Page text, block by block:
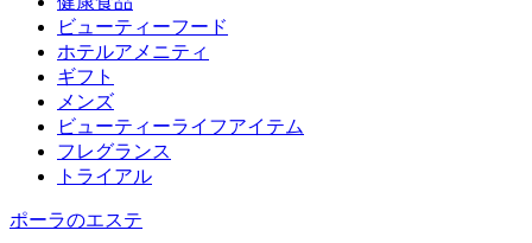
ビューティーフード
ホテルアメニティ
ギフト
メンズ
ビューティーライフアイテム
フレグランス
トライアル
ポーラのエステ